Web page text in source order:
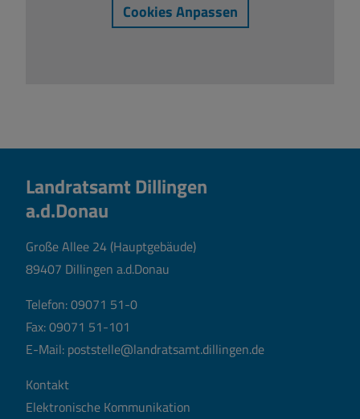
Cookies Anpassen
Landratsamt Dillingen
a.d.Donau
Große Allee 24 (Hauptgebäude)
89407 Dillingen a.d.Donau
Telefon:09071 51-0
Fax: 09071 51-101
E-Mail: poststelle@landratsamt.dillingen.de
Kontakt
Elektronische Kommunikation